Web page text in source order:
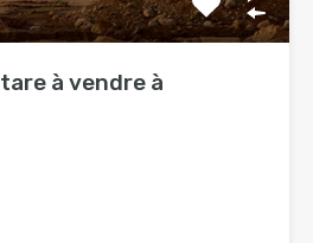
à vendre à